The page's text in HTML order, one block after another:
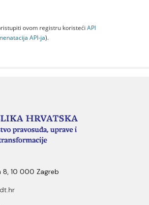
ovom registru koristeći API
API-jа).